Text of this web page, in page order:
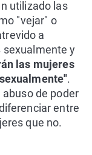
utilizado las
"vejar" o
a
sexualmente y
las mujeres
.
de poder
entre
que no.